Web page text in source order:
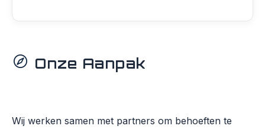
Onze Aanpak
Wij werken samen met partners om behoeften te